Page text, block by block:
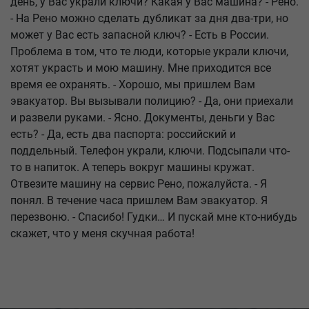
- На Рено можно сделать дубликат за дня два-три, но
может у Вас есть запасной ключ? - Есть в России.
Проблема в том, что те люди, которые украли ключи,
хотят украсть и мою машину. Мне приходится все
время ее охранять. - Хорошо, мы пришлем Вам
эвакуатор. Вы вызывали полицию? - Да, они приехали
и развели руками. - Ясно. Документы, деньги у Вас
есть? - Да, есть два паспорта: российский и
поддельный. Телефон украли, ключи. Подсыпали что-
то в напиток. А теперь вокруг машины кружат.
Отвезите машину на сервис Рено, пожалуйста. - Я
понял. В течение часа пришлем Вам эвакуатор. Я
перезвоню. - Спасибо! Гудки… И пускай мне кто-нибудь
скажет, что у меня скучная работа!